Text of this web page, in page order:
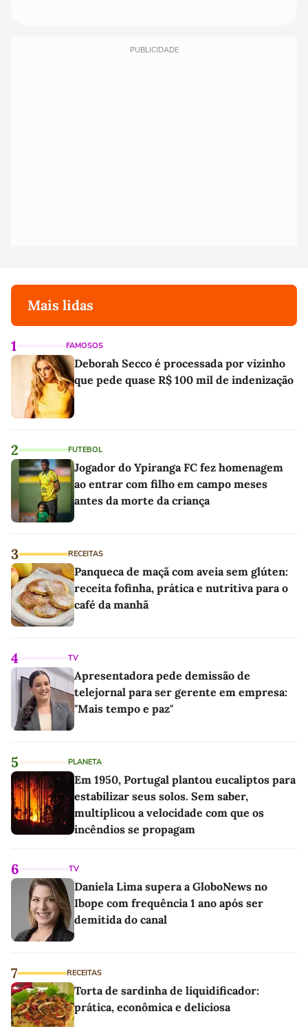
PUBLICIDADE
Mais lidas
1 FAMOSOS
Deborah Secco é processada por vizinho
que pede quase R$ 100 mil de indenização
2 FUTEBOL
Jogador do Ypiranga FC fez homenagem
ao entrar com filho em campo meses
antes da morte da criança
3 RECEITAS
Panqueca de maçã com aveia sem glúten:
receita fofinha, prática e nutritiva para o
café da manhã
4 TV
Apresentadora pede demissão de
telejornal para ser gerente em empresa:
"Mais tempo e paz"
5 PLANETA
Em 1950, Portugal plantou eucaliptos para
estabilizar seus solos. Sem saber,
multiplicou a velocidade com que os
incêndios se propagam
6 TV
Daniela Lima supera a GloboNews no
Ibope com frequência 1 ano após ser
demitida do canal
7 RECEITAS
Torta de sardinha de liquidificador:
prática, econômica e deliciosa